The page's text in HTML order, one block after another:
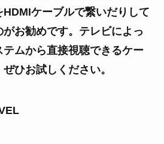
ケーブルで繋いだりして
お勧めです。テレビによっ
ムから直接視聴できるケー
ひお試しください。